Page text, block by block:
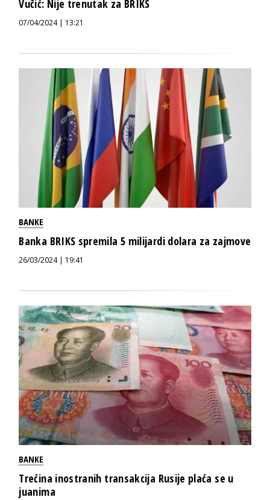
Vučić: Nije trenutak za BRIKS
07/04/2024 | 13:21
BANKE
Banka BRIKS spremila 5 milijardi dolara za zajmove
26/03/2024 | 19:41
BANKE
Trećina inostranih transakcija Rusije plaća se u
juanima